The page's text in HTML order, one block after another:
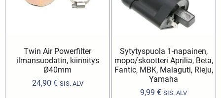
Twin Air Powerfilter
ilmansuodatin, kiinnitys
Ø40mm
24,90 € SIS. ALV
Sytytyspuola 1-napainen,
mopo/skootteri Aprilia, Beta,
Fantic, MBK, Malaguti, Rieju,
Yamaha
9,99 € SIS. ALV